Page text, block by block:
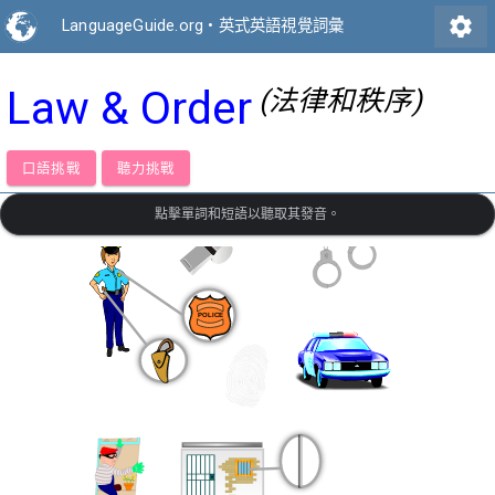
LanguageGuide.org • 英式英語視覺詞彙 settings
Law & Order (法律和秩序)
口語挑戰 聽力挑戰
點擊單詞和短語以聽取其發音。